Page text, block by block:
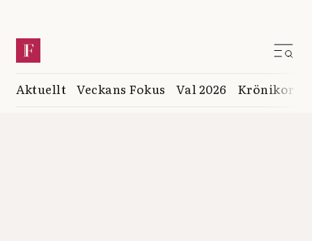
Aktuellt Veckans Fokus Val 2026 Krönikor